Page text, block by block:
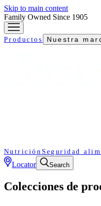
Skip to main content
Family Owned Since 1905
Productos Nuestra
Nutrición Seguridad
Locator Search
Colecciones de